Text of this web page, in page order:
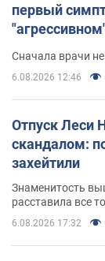
первый
Сначала врачи
6.08.2026 12:46
Отпуск Леси
скандалом:
захейтили
Знаменитость
расставила все
6.08.2026 17:32